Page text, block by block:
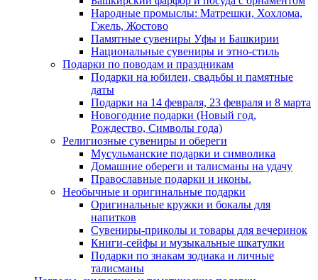
Народные промыслы: Матрешки, Хохлома,
Гжель, Жостово
Памятные сувениры Уфы и Башкирии
Национальные сувениры и этно-стиль
Подарки по поводам и праздникам
Подарки на юбилеи, свадьбы и памятные
даты
Подарки на 14 февраля, 23 февраля и 8 марта
Новогодние подарки (Новый год,
Рождество, Символы года)
Религиозные сувениры и обереги
Мусульманские подарки и символика
Домашние обереги и талисманы на удачу
Православные подарки и иконы.
Необычные и оригинальные подарки
Оригинальные кружки и бокалы для
напитков
Сувениры-приколы и товары для вечеринок
Книги-сейфы и музыкальные шкатулки
Подарки по знакам зодиака и личные
талисманы